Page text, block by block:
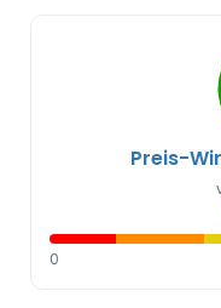
Preis-
0